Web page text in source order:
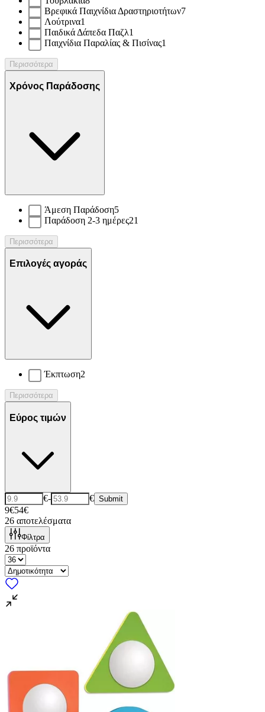
Βρεφικά Παιχνίδια Δραστηριοτήτων7
Λούτρινα1
Παιδικά Δάπεδα Παζλ1
Παιχνίδια Παραλίας & Πισίνας1
Περισσότερα
Χρόνος Παράδοσης
Άμεση Παράδοση5
Παράδοση 2-3 ημέρες21
Περισσότερα
Επιλογές αγοράς
Έκπτωση2
Περισσότερα
Εύρος τιμών
€- € Submit
9€54€
26 αποτελέσματα
Φίλτρα
26 προϊόντα